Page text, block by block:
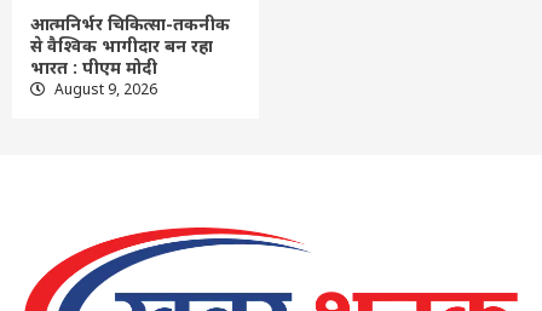
आत्मनिर्भर चिकित्सा-तकनीक
से वैश्विक भागीदार बन रहा
भारत : पीएम मोदी
August 9, 2026